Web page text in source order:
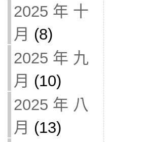
2025 年 十
月 (8)
2025 年 九
月 (10)
2025 年 八
月 (13)